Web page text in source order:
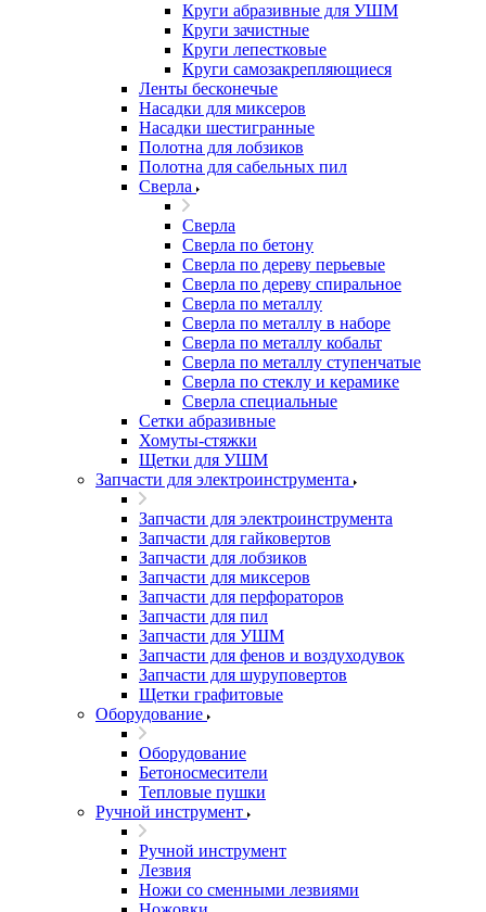
Круги абразивные для УШМ
Круги зачистные
Круги лепестковые
Круги самозакрепляющиеся
Ленты бесконечые
Насадки для миксеров
Насадки шестигранные
Полотна для лобзиков
Полотна для сабельных пил
Сверла
Сверла
Сверла по бетону
Сверла по дереву перьевые
Сверла по дереву спиральное
Сверла по металлу
Сверла по металлу в наборе
Сверла по металлу кобальт
Сверла по металлу ступенчатые
Сверла по стеклу и керамике
Сверла специальные
Сетки абразивные
Хомуты-стяжки
Щетки для УШМ
Запчасти для электроинструмента
Запчасти для электроинструмента
Запчасти для гайковертов
Запчасти для лобзиков
Запчасти для миксеров
Запчасти для перфораторов
Запчасти для пил
Запчасти для УШМ
Запчасти для фенов и воздуходувок
Запчасти для шуруповертов
Щетки графитовые
Оборудование
Оборудование
Бетоносмесители
Тепловые пушки
Ручной инструмент
Ручной инструмент
Лезвия
Ножи со сменными лезвиями